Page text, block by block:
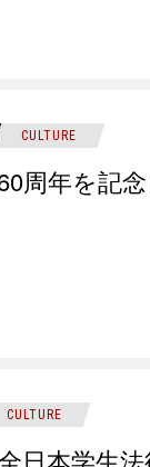
CULTURE
周年を記
CULTURE
日本学生法